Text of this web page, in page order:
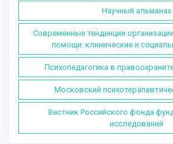
Научный альманах
Современные тенденции
помощи: клинические и
Психопедагогика в
Московский
Вестник Российского фонда
исследований